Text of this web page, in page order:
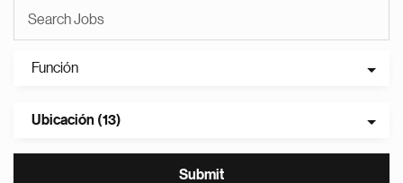
Función
Ubicación (13)